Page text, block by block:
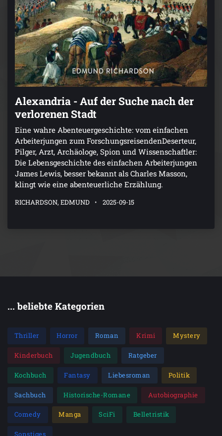
Alexandria - Auf der Suche nach der
verlorenen Stadt
Eine wahre Abenteuergeschichte: vom einfachen
Arbeiterjungen zum ForschungsreisendenDeserteur,
Pilger, Arzt, Archäologe, Spion und Wissenschaftler:
Die Lebensgeschichte des einfachen Arbeiterjungen
James Lewis, besser bekannt als Charles Masson,
klingt wie eine abenteuerliche Erzählung.
RICHARDSON, EDMUND 2025-09-15
... beliebte Kategorien
Thriller Horror Roman Krimi Mystery
Kinderbuch Jugendbuch Ratgeber
Kochbuch Fantasy Liebesroman Politik
Sachbuch Historische-Romane Autobiographie
Comedy Manga SciFi Belletristik